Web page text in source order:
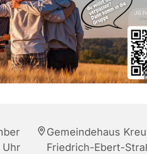
Gemeindehaus
Friedrich-Ebert-